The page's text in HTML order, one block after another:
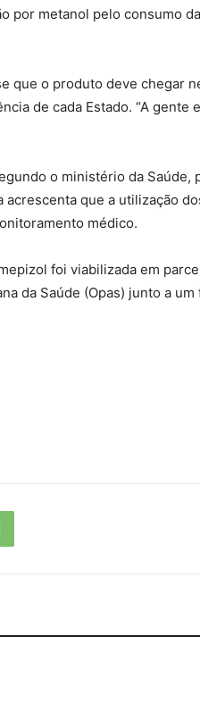
por metanol pelo consumo
que o produto deve chegar
de cada Estado. “A gente
o ministério da Saúde,
que a utilização
médico.
foi viabilizada em
da Saúde (Opas) junto a